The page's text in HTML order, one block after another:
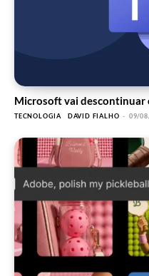
Microsoft vai descontinuar
TECNOLOGIA DAVID FIALHO - 09/